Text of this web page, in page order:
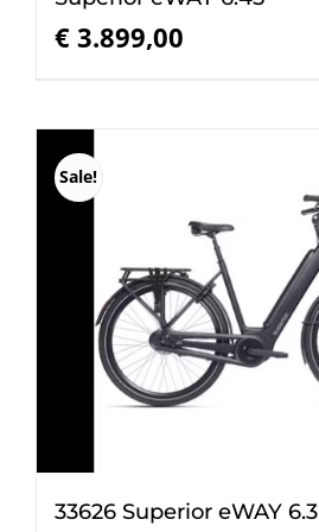
€ 3.899,00
Sale!
33626 Superior eWAY 6.3